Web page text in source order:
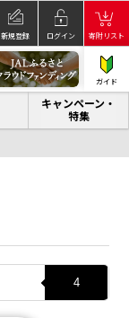
新規登録 ログイン 寄附リスト
ガイド
キャンペーン・
特集
4